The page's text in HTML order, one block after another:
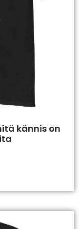
kännis on